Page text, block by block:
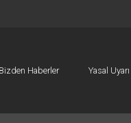
Bizden Haberler Yasal Uyarı